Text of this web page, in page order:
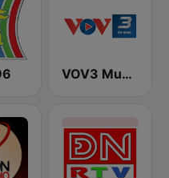
VOV3 Music